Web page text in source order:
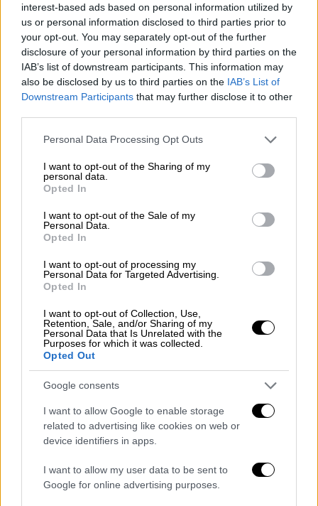
interest-based ads based on personal information utilized by
us or personal information disclosed to third parties prior to
your opt-out. You may separately opt-out of the further
disclosure of your personal information by third parties on the
IAB’s list of downstream participants. This information may
also be disclosed by us to third parties on the IAB’s List of
Downstream Participants that may further disclose it to other
Please note that this website/app uses one or more Google
not limited to your visit or usage behaviour. You may click to
grant or deny consent to Google and its third-party tags to
use your data for below specified purposes in below Google
consent section.
Personal Data Processing Opt Outs
I want to opt-out of the Sharing of my
personal data.
Opted In
I want to opt-out of the Sale of my
Personal Data.
Opted In
I want to opt-out of processing my
Personal Data for Targeted Advertising.
Opted In
I want to opt-out of Collection, Use,
Retention, Sale, and/or Sharing of my
Personal Data that Is Unrelated with the
Purposes for which it was collected.
Opted Out
Google consents
I want to allow Google to enable storage
related to advertising like cookies on web or
device identifiers in apps.
I want to allow my user data to be sent to
Google for online advertising purposes.
Ιστορία|18.06.2023 07:35
Η Οδύσσεια της «Καλλιόπης» στη
Μεσόγειο: Το ιστιοφόρο που έφυγε από
1932 το «Καλλιόπη» με ούριο άνεμο στα
πανιά του εγκατέλειπε το λιμάνι του
θύελα και μετά από 35 ημέρες χωρίς τιμόνι,
πυξίδα και πανί έφτασε στη Βεγγάζη. Η
περιπέτεια επιβίωσης των 5 ναυτικών μέχρι
σήμερα έχει γίνει θρύλος.
ΑΛΛΑ #TAGS
νεκροί
Πειραιάς
Λιβύη
τροχαίο δυστύχημα
ιστιοφόρο
ναυαγοί
Κρανίδι